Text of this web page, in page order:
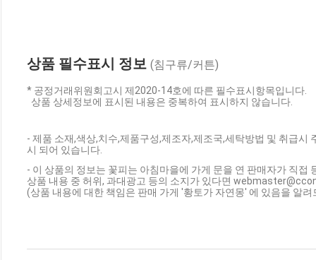
상품 필수표시 정보 (침구류/커튼)
* 공정거래위원회고시 제2020-14호에 따른 필수표시항목입니다.
상품 상세정보에 표시된 내용은 중복하여 표시하지 않습니다.
- 제품 소재,색상,치수,제품구성,제조자,제조국,세탁방법 및 취급
시 되어 있습니다.
- 이 상품의 정보는 꽃피는 아침마을에 가게 문을 연 판매자가 직접
상품 내용 중 허위, 과대광고 등의 소지가 있다면
(상품 내용에 대한 책임은 판매 가게 '황토가 자연몽' 에 있음을 알려